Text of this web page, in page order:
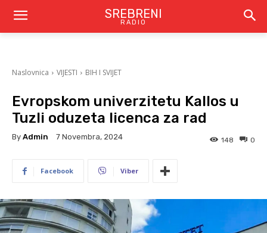
SREBRENI
RADIO
Naslovnica VIJESTI BIH I SVIJET
Evropskom univerzitetu Kallos u
Tuzli oduzeta licenca za rad
By Admin 7 Novembra, 2024 0
148
Facebook Viber